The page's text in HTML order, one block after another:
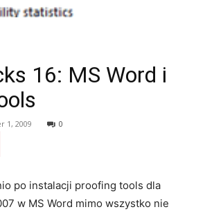
16: MS Word i
1, 2009 0
po instalacji proofing tools dla
w MS Word mimo wszystko nie